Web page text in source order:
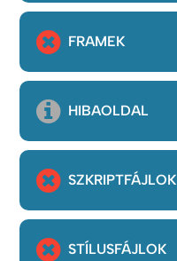
FRAMEK
HIBAOLDAL
SZKRIPTFÁJLOK
STÍLUSFÁJLOK